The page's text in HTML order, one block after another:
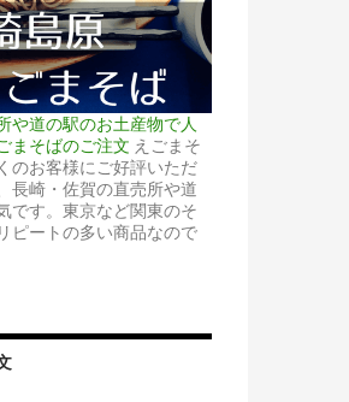
や道の駅のお土産物で人
まそばのご注文 えごまそ
のお客様にご好評いただ
長崎・佐賀の直売所や道
です。東京など関東のそ
ピートの多い商品なので